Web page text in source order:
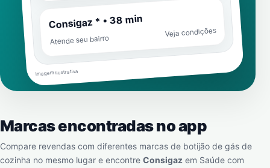
Consigaz * • 38 min
Atende seu bairro
Veja condições
Imagem ilustrativa
Marcas encontradas no app
Compare revendas com diferentes marcas de botijão de gás de
cozinha no mesmo lugar e encontre Consigaz em Saúde com